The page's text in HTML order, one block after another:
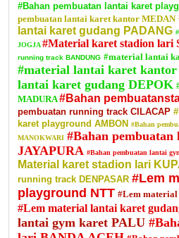
#Bahan pembuatan lantai karet
pembuatan lantai karet kantor MEDAN
lantai karet gudang PADANG
JOGJA#Material karet stadion lari
running track BANDUNG #material lantai
#material lantai karet
lantai karet gudang DEPOK
MADURA#Bahan
pembuatan running track CILACAP
karet playground AMBON #Bahan
MANOKWARI #Bahan
JAYAPURA #Bahan pembuatan lantai
Material karet stadion lari
running track DENPASAR #Lem
playground NTT #Lem
#Lem material lantai karet
lantai gym karet PALU